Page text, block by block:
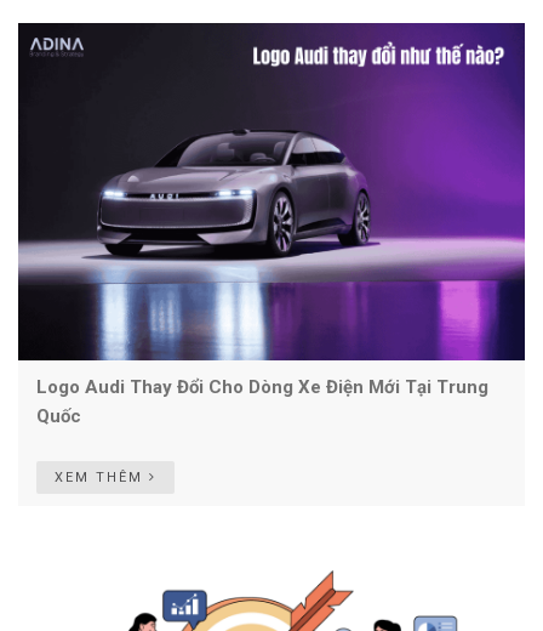
Logo Audi Thay Đổi Cho Dòng Xe Điện Mới Tại Trung
Quốc
XEM THÊM